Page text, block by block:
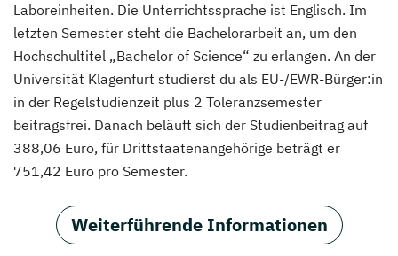
Laboreinheiten. Die Unterrichtssprache ist Englisch. Im
letzten Semester steht die Bachelorarbeit an, um den
Hochschultitel „Bachelor of Science“ zu erlangen. An der
Universität Klagenfurt studierst du als EU-/EWR-Bürger:in
in der Regelstudienzeit plus 2 Toleranzsemester
beitragsfrei. Danach beläuft sich der Studienbeitrag auf
388,06 Euro, für Drittstaatenangehörige beträgt er
751,42 Euro pro Semester.
Weiterführende Informationen